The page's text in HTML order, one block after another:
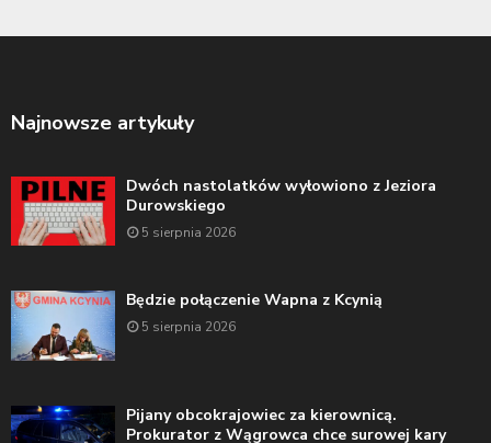
Najnowsze artykuły
Dwóch nastolatków wyłowiono z Jeziora
Durowskiego
5 sierpnia 2026
Będzie połączenie Wapna z Kcynią
5 sierpnia 2026
Pijany obcokrajowiec za kierownicą.
Prokurator z Wągrowca chce surowej kary